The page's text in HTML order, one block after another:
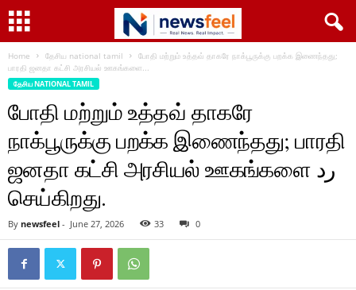
Home தேசிய national tamil
போதி மற்றும் உத்தவ் தாகரே நாக்பூருக்கு பறக்க இணைந்தது;
பாரதி ஜனதா கட்சி அரசியல் ஊகங்களை...
தேசிய NATIONAL TAMIL
போதி மற்றும் உத்தவ் தாகரே
நாக்பூருக்கு பறக்க இணைந்தது; பாரதி
ஜனதா கட்சி அரசியல் ஊகங்களை رد
செய்கிறது.
By newsfeel - June 27, 2026 33 0